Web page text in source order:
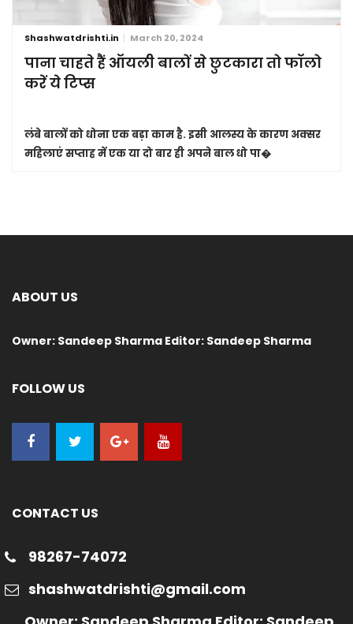
Shashwatdrishti.in March 20, 2024
पाना चाहते हैं ऑयली बालों से छुटकारा तो फॉलो
करें ये टिप्स
लंबे बालों को धोना एक बड़ा काम है. इसी आलस्य के कारण अक्सर
महिलाएं सप्ताह में एक या दो बार ही अपने बाल धो पा�
ABOUT US
Owner: Sandeep Sharma Editor: Sandeep Sharma
FOLLOW US
CONTACT US
98267-74072
shashwatdrishti@gmail.com